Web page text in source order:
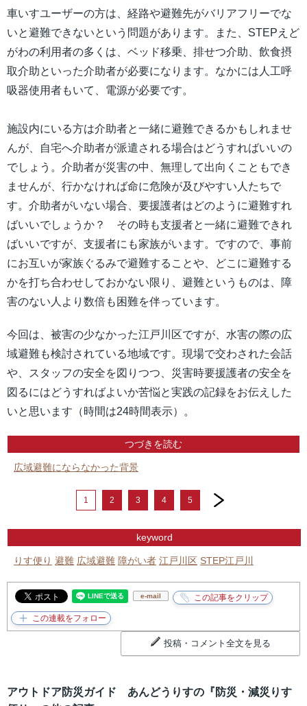
車いすユーザーの方は、経路や避難先がバリアフリーでな
いと避難できないという問題があります。また、STEPえど
がわの利用者の多くは、ベッド移乗、排せつ介助、飲食摂
取介助といった介助者が必要になります。なかには人工呼
吸器使用者もいて、電源が必要です。
施設内にいる方は介助者と一緒に避難できるかもしれませ
んが、自宅へ介助者が派遣される場合はどうすればいいの
でしょう。介助者が災害の中、無理して出向くこともでき
ませんが、行かなければ命に危険が及びやすい人たちで
す。介助者がいない場合、要援護者はどのように避難すれ
ばいいでしょうか？ その時も支援者と一緒に避難できれ
ばいいですが、支援者にも家族がいます。ですので、事前
にお互いが家族ぐるみで避難することや、どこに避難する
かを打ち合わせしておかない限り、避難というものは、障
害のない人より数倍も困難を伴っています。
今回は、被害の少なかった江戸川区ですが、水害の際の広
域避難も検討されている地域です。現場で交わされた会話
や、スタッフの安全を図りつつ、災害時要援護者の安全を
図るにはどうすればよいか苦悩と実践の記録をお伝えした
いと思います（時間は24時間表示）。
つづきを読む
広域避難にならなかった背景
1 2 3 4 5
next
keyword
りす便り 避難 広域避難 障がい者 江戸川区 STEP江戸川
e-mail
投稿・コメント全文を見る
アウトドア防災ガイド あんどうりすの『防災・減災りす